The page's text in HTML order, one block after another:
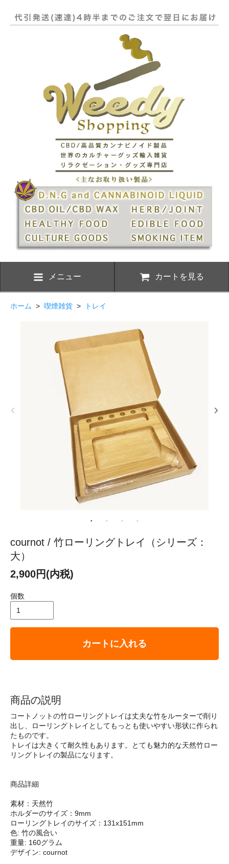
メニュー カートを見る
ホーム > 喫煙雑貨 > トレイ
cournot / 竹ローリングトレイ（シリーズ：
大）
2,900円(内税)
個数
カートに入れる
商品の説明
コートノットの竹ローリングトレイは丈夫な竹をルーターで削り
出し、ローリングトレイとしてもっとも使いやすい形状に作られ
たものです。
トレイは大きくて耐久性もあります。とても魅力的な天然竹ロー
リングトレイの製品になります。
商品詳細
素材：天然竹
ホルダーのサイズ：9mm
ローリングトレイのサイズ：131x151mm
色: 竹の風合い
重量: 160グラム
デザイン: cournot